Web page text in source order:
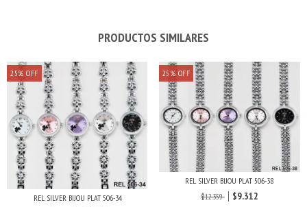
PRODUCTOS SIMILARES
25% OFF
REL SILVER BIJOU PLAT 506-34
25 % OFF
REL SILVER BIJOU PLAT 506-38
$12.359
$9.312